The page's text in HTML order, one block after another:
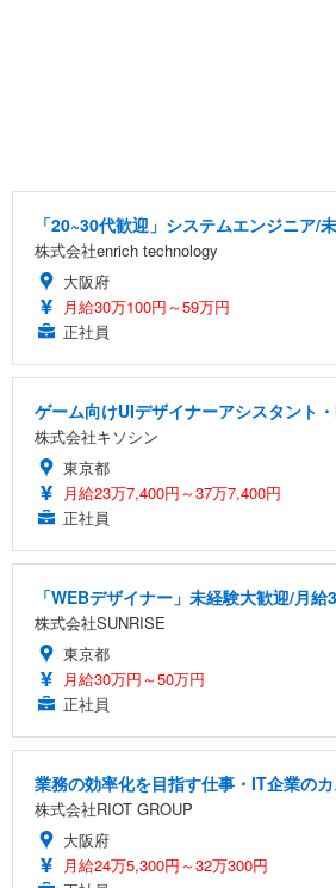
「20~30代歓迎」システムエンジニア
株式会社enrich technology
大阪府
月給30万100円～59万円
正社員
ゲーム向けUIデザイナーアシスタント
株式会社キソシン
東京都
月給23万7,400円～37万7,400円
正社員
「WEBデザイナー」未経験大歓迎/月
株式会社SUNRISE
東京都
月給30万円～50万円
正社員
業務の効率化を目指す仕事・IT企業の
株式会社RIOT GROUP
大阪府
月給24万5,300円～32万300円